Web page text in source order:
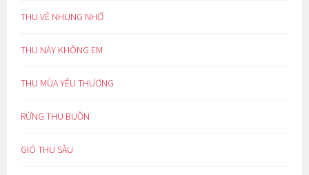
THU VỀ NHUNG NHỚ
THU NÀY KHÔNG EM
THU MÙA YÊU THƯƠNG
RỪNG THU BUỒN
GIÓ THU SẦU